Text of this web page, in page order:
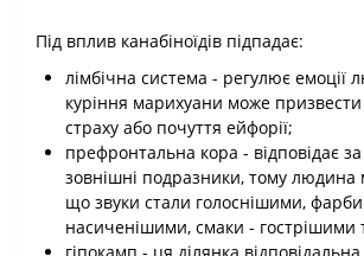
Під вплив канабіноїдів підпадає:
лімбічна система - регулює емоції
куріння марихуани може
страху або почуття ейфорії;
префронтальна кора - відповідає
зовнішні подразники, тому людина
що звуки стали голоснішими,
насиченішими, смаки - гострішими